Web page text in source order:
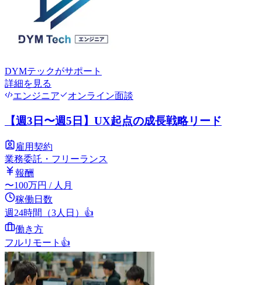
DYMテックがサポート
詳細を見る
エンジニア
オンライン面談
【週3日〜週5日】UX起点の成長戦略リード
雇用契約
業務委託・フリーランス
報酬
〜100万円 / 人月
稼働日数
週24時間（3人日） 👍
働き方
フルリモート 👍